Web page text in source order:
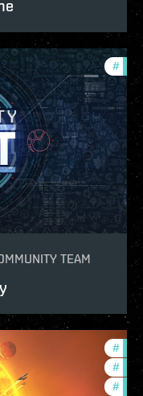
#
TEAM
#
#
#